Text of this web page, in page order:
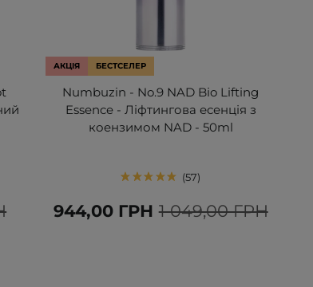
АКЦІЯ БЕСТСЕЛЕР
Numbuzin - No.9 NAD Bio Lifting
Essence - Ліфтингова есенція з
коензимом NAD - 50ml
57
1 049,00 ГРН
944,00 ГРН